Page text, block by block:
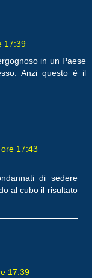
17:39
in un Paese
Anzi questo è il
17:43
di sedere
al cubo il risultato
17:39